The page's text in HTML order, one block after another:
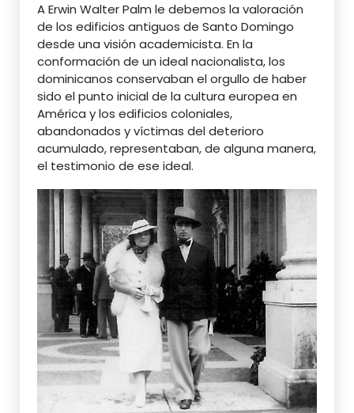
A Erwin Walter Palm le debemos la valoración
de los edificios antiguos de Santo Domingo
desde una visión academicista. En la
conformación de un ideal nacionalista, los
dominicanos conservaban el orgullo de haber
sido el punto inicial de la cultura europea en
América y los edificios coloniales,
abandonados y víctimas del deterioro
acumulado, representaban, de alguna manera,
el testimonio de ese ideal.